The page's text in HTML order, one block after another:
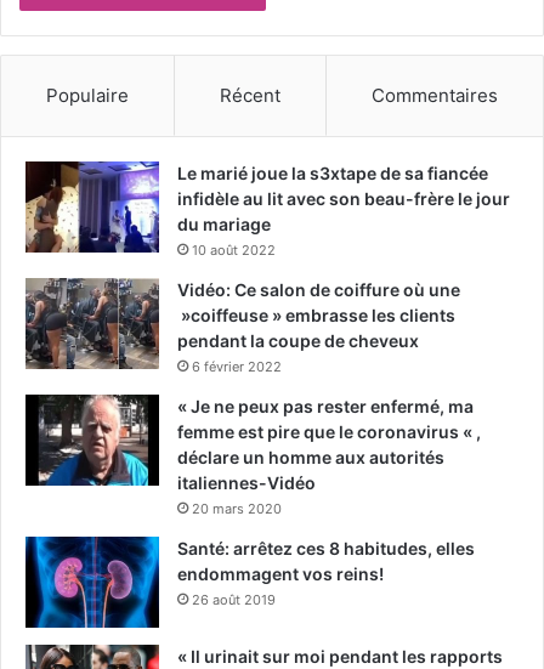
Populaire Récent Commentaires
Le marié joue la s3xtape de sa fiancée
infidèle au lit avec son beau-frère le jour
du mariage
10 août 2022
Vidéo: Ce salon de coiffure où une
»coiffeuse » embrasse les clients
pendant la coupe de cheveux
6 février 2022
« Je ne peux pas rester enfermé, ma
femme est pire que le coronavirus « ,
déclare un homme aux autorités
italiennes-Vidéo
20 mars 2020
Santé: arrêtez ces 8 habitudes, elles
endommagent vos reins!
26 août 2019
« Il urinait sur moi pendant les rapports